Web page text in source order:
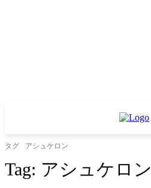
タグ アシュケロン
Tag: アシュケロン